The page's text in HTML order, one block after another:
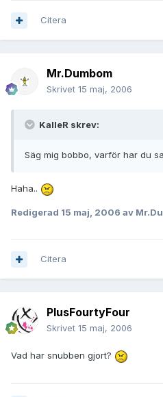
Citera
Mr.Dumbom
Skrivet 15 maj, 2006
KalleR skrev:
Säg mig bobbo, varför har du
Haha..
Redigerad 15 maj, 2006 av
Citera
PlusFourtyFour
Skrivet 15 maj, 2006
Vad har snubben gjort?